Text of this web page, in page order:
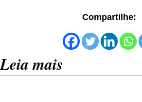
Compartilhe:
Leia mais